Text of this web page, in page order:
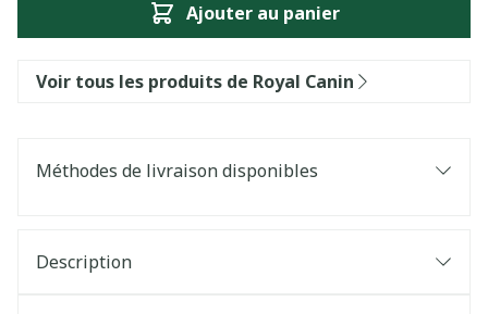
Ajouter au panier
Voir tous les produits de Royal Canin
Méthodes de livraison disponibles
Description